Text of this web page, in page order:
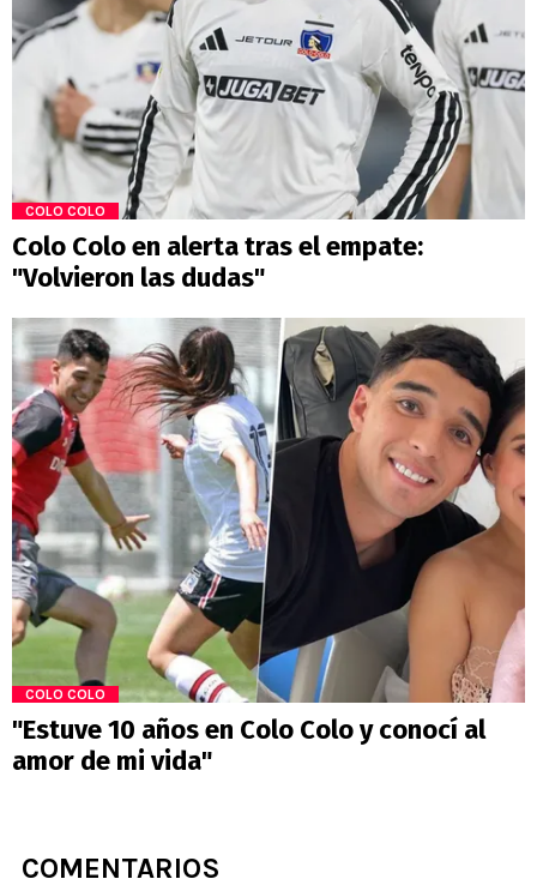
COLO COLO
Colo Colo en alerta tras el empate:
"Volvieron las dudas"
COLO COLO
"Estuve 10 años en Colo Colo y conocí al
amor de mi vida"
COMENTARIOS